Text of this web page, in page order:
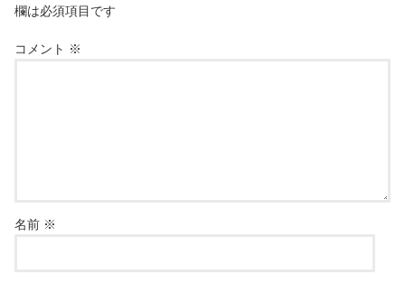
欄は必須項目です
コメント ※
名前 ※